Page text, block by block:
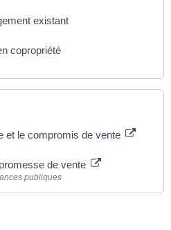
existant
copropriété
et le compromis de vente
de vente
publiques